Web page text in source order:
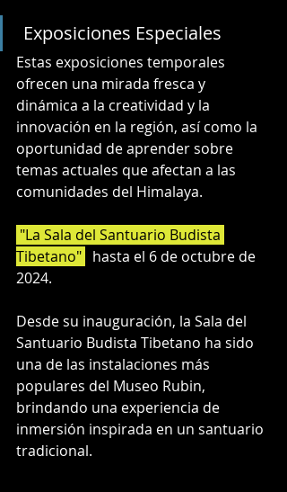
Exposiciones Especiales
Estas exposiciones temporales
ofrecen una mirada fresca y
dinámica a la creatividad y la
innovación en la región, así como la
oportunidad de aprender sobre
temas actuales que afectan a las
comunidades del Himalaya.
Tibetano"
  hasta el 6 de octubre de
2024.
Desde su inauguración, la Sala del
Santuario Budista Tibetano ha sido
una de las instalaciones más
populares del Museo Rubin,
brindando una experiencia de
inmersión inspirada en un santuario
tradicional.